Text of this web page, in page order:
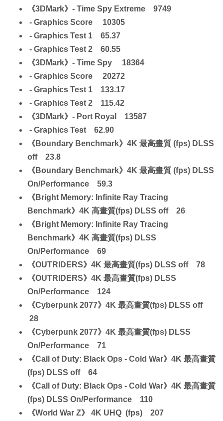
《3DMark》- Time Spy Extreme 9749
- Graphics Score 10305
- Graphics Test 1 65.37
- Graphics Test 2 60.55
《3DMark》- Time Spy 18364
- Graphics Score 20272
- Graphics Test 1 133.17
- Graphics Test 2 115.42
《3DMark》- Port Royal 13587
- Graphics Test 62.90
《Boundary Benchmark》4K 最高畫質 (fps) DLSS
off 23.8
《Boundary Benchmark》4K 最高畫質 (fps) DLSS
On/Performance 59.3
《Bright Memory: Infinite Ray Tracing
Benchmark》4K 高畫質(fps) DLSS off 26
《Bright Memory: Infinite Ray Tracing
Benchmark》4K 高畫質(fps) DLSS
On/Performance 69
《OUTRIDERS》4K 最高畫質(fps) DLSS off 78
《OUTRIDERS》4K 最高畫質(fps) DLSS
On/Performance 124
《Cyberpunk 2077》4K 最高畫質(fps) DLSS off
28
《Cyberpunk 2077》4K 最高畫質(fps) DLSS
On/Performance 71
《Call of Duty: Black Ops - Cold War》4K 最高畫質
(fps) DLSS off 64
《Call of Duty: Black Ops - Cold War》4K 最高畫質
(fps) DLSS On/Performance 110
《World War Z》 4K UHQ (fps) 207